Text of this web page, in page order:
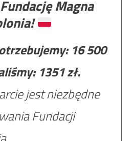
Magna
16 500
1351zł.
jest niezbędne
Fundacji